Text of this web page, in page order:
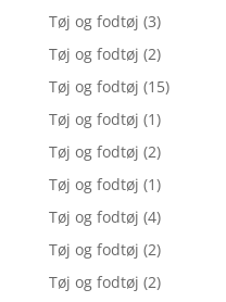
Tøj og fodtøj (3)
Tøj og fodtøj (2)
Tøj og fodtøj (15)
Tøj og fodtøj (1)
Tøj og fodtøj (2)
Tøj og fodtøj (1)
Tøj og fodtøj (4)
Tøj og fodtøj (2)
Tøj og fodtøj (2)